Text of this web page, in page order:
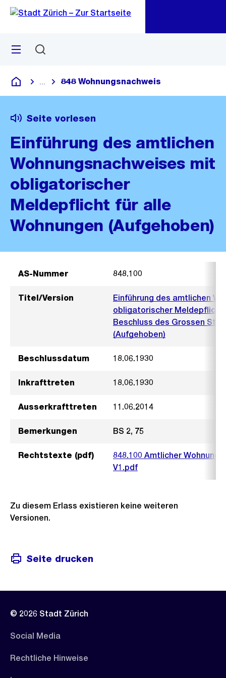
Navigation
Sprunglink
Menü
Deutsch
Blende alle Breadcrumbs ein
848 Wohnungsnachweis
Seite vorlesen
Einführung des amtlichen
Wohnungsnachweises mit
obligatorischer
Meldepflicht für alle
Wohnungen (Aufgehoben)
AS-Nummer 848.100
Titel/Version
Einführung des amtlichen
obligatorischer Meldepflicht
Beschluss des Grossen
(Aufgehoben)
Beschlussdatum 18.06.1930
Inkrafttreten 18.06.1930
Ausserkrafttreten 11.06.2014
Bemerkungen BS 2, 75
Rechtstexte (pdf)
848.100 Amtlicher
V1.pdf
Zu diesem Erlass existieren keine weiteren
Versionen.
Seite drucken
© 2026 Stadt Zürich
Social Media
Rechtliche Hinweise